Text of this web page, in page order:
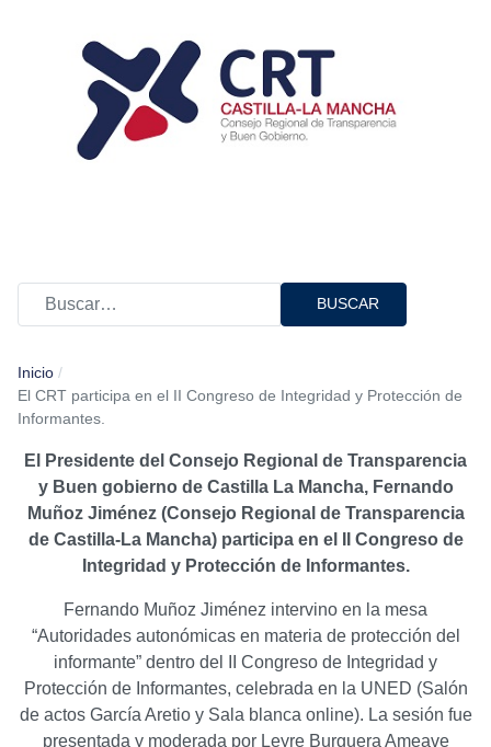
BUSCAR
Inicio
El CRT participa en el II Congreso de Integridad y Protección de
Informantes.
El Presidente del Consejo Regional de Transparencia
y Buen gobierno de Castilla La Mancha, Fernando
Muñoz Jiménez (Consejo Regional de Transparencia
de Castilla‑La Mancha) participa en el II Congreso de
Integridad y Protección de Informantes.
Fernando Muñoz Jiménez intervino en la mesa
“Autoridades autonómicas en materia de protección del
informante” dentro del II Congreso de Integridad y
Protección de Informantes, celebrada en la UNED (Salón
de actos García Aretio y Sala blanca online). La sesión fue
presentada y moderada por Leyre Burguera Ameave